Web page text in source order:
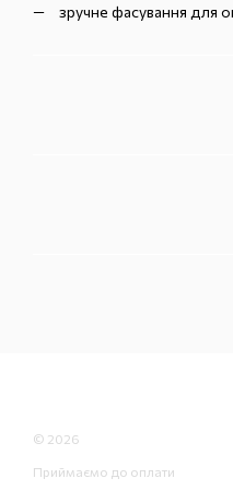
зручне фасування для
© 2026
Приймаємо до оплати